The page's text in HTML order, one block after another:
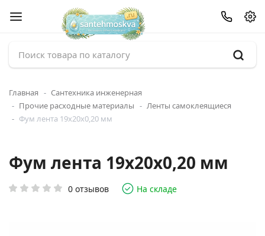
Главная
Сантехника инженерная
Прочие расходные материалы
Ленты самоклеящиеся
Фум лента 19х20х0,20 мм
Фум лента 19х20х0,20 мм
0 отзывов На складе